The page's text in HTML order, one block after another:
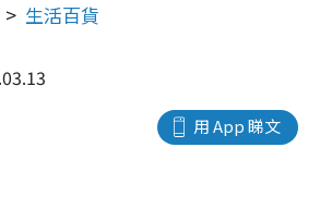
生活百貨
用 App 睇文